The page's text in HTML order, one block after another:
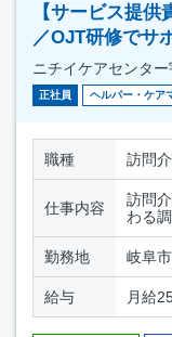
【サービス提
／OJT研修でサ
ニチイケアセンタ
正社員 ヘルパー・ケア
職種 訪問
仕事内容
訪問
わる
勤務地 岐阜
給与 月給